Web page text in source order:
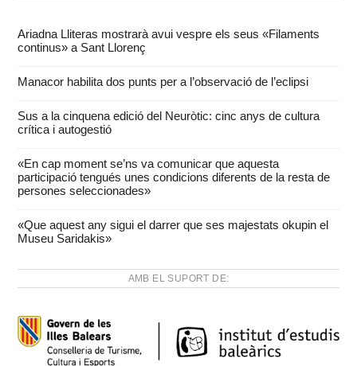
Ariadna Lliteras mostrarà avui vespre els seus «Filaments
continus» a Sant Llorenç
Manacor habilita dos punts per a l’observació de l’eclipsi
Sus a la cinquena edició del Neuròtic: cinc anys de cultura
crítica i autogestió
«En cap moment se’ns va comunicar que aquesta
participació tengués unes condicions diferents de la resta de
persones seleccionades»
«Que aquest any sigui el darrer que ses majestats okupin el
Museu Saridakis»
AMB EL SUPORT DE: